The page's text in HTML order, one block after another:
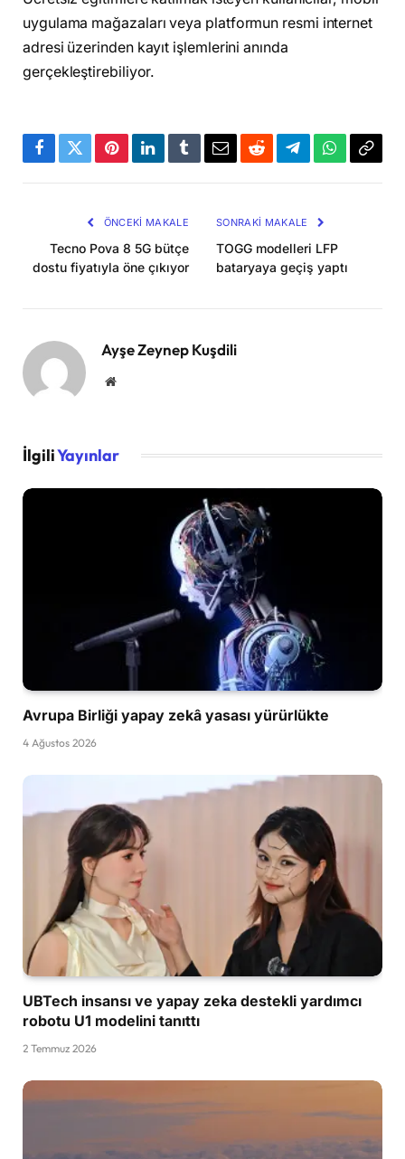
uygulama mağazaları veya platformun resmi internet
adresi üzerinden kayıt işlemlerini anında
gerçekleştirebiliyor.
Facebook
TwitterPinterestLinkedInTumblrEmailRedditTelegramWhatsApp
ÖNCEKI MAKALE
Tecno Pova 8 5G bütçe
dostu fiyatıyla öne çıkıyor
SONRAKI MAKALE
TOGG modelleri LFP
bataryaya geçiş yaptı
Ayşe Zeynep Kuşdili
Website
İlgiliYayınlar
Avrupa Birliği yapay zekâ yasası yürürlükte
4 Ağustos 2026
UBTech insansı ve yapay zeka destekli yardımcı
robotu U1 modelini tanıttı
2 Temmuz 2026